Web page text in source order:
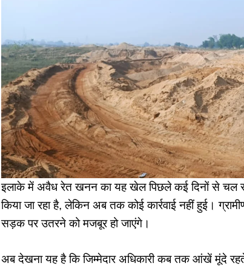
इलाके में अवैध रेत खनन का यह खेल पिछले कई दिनों से चल
किया जा रहा है, लेकिन अब तक कोई कार्रवाई नहीं हुई।
सड़क पर उतरने को मजबूर हो जाएंगे।
अब देखना यह है कि जिम्मेदार अधिकारी कब तक आंखें मूंदे